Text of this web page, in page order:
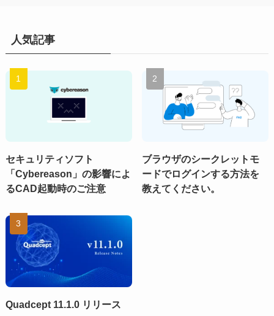
人気記事
セキュリティソフト
「Cybereason」の影響によ
るCAD起動時のご注意
ブラウザのシークレットモ
ードでログインする方法を
教えてください。
Quadcept 11.1.0 リリース